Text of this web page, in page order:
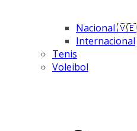
Nacional 🇻🇪
Internacional
Tenis
Voleibol